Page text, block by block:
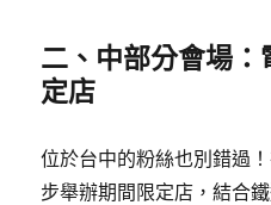
二、中部分會場
定店
位於台中的粉絲也別錯過
步舉辦期間限定店，結合